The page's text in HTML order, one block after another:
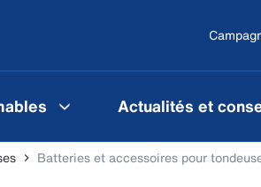
Actualités et
Batteries et accessoires pour